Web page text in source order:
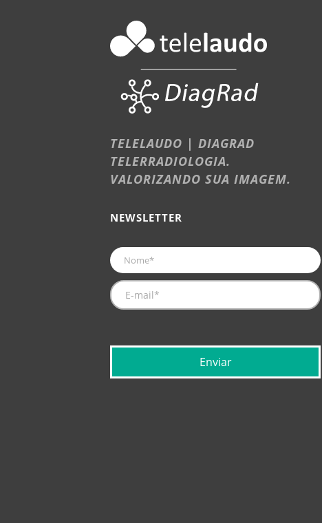
TELELAUDO | DIAGRAD
TELERRADIOLOGIA.
VALORIZANDO SUA IMAGEM.
NEWSLETTER